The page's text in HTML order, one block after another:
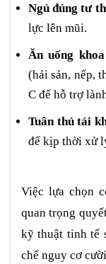
Ngủ đúng tư
lực lên mũi.
Ăn uống
(hải sản, nếp,
C để hỗ trợ
Tuân thủ tái
để kịp thời xử
Việc lựa chọn
quan trọng
kỹ thuật tinh tế
chế nguy cơ